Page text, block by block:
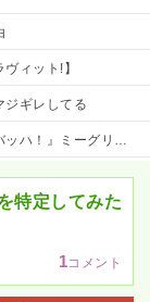
ィット!】
ジギレしてる
ーグリ日程がこちら
特定してみた
1コメント